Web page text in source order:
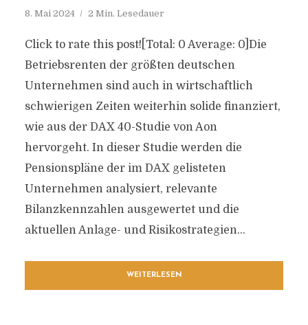
8. Mai 2024 2 Min. Lesedauer
Click to rate this post![Total: 0 Average: 0]Die
Betriebsrenten der größten deutschen
Unternehmen sind auch in wirtschaftlich
schwierigen Zeiten weiterhin solide finanziert,
wie aus der DAX 40-Studie von Aon
hervorgeht. In dieser Studie werden die
Pensionspläne der im DAX gelisteten
Unternehmen analysiert, relevante
Bilanzkennzahlen ausgewertet und die
aktuellen Anlage- und Risikostrategien...
WEITERLESEN